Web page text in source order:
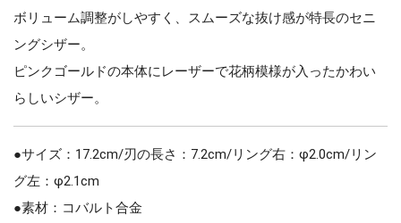
ボリューム調整がしやすく、スムーズな抜け感が特長のセニ
ングシザー。
ピンクゴールドの本体にレーザーで花柄模様が入ったかわい
らしいシザー。
●サイズ：17.2cm/刃の長さ：7.2cm/リング右：φ2.0cm/リン
グ左：φ2.1cm
●素材：コバルト合金